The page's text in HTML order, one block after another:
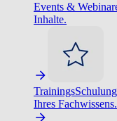
Events &
Inhalte.
Trainings
Ihres Fachwissens.